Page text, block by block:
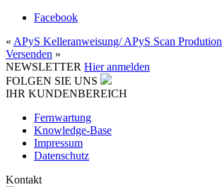
Facebook
« APyS Kelleranweisung/ APyS Scan Prodution
Versenden »
NEWSLETTER Hier anmelden
FOLGEN SIE UNS
IHR KUNDENBEREICH
Fernwartung
Knowledge-Base
Impressum
Datenschutz
Kontakt